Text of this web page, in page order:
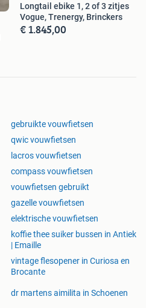
Longtail ebike 1, 2 of 3 zitjes
Vogue, Trenergy, Brinckers
€ 1.845,00
gebruikte vouwfietsen
qwic vouwfietsen
lacros vouwfietsen
compass vouwfietsen
vouwfietsen gebruikt
gazelle vouwfietsen
elektrische vouwfietsen
koffie thee suiker bussen in Antiek
| Emaille
vintage flesopener in Curiosa en
Brocante
dr martens aimilita in Schoenen